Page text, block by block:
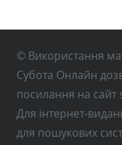
© Використання
Субота Онлайн
посилання на
Для інтернет-
для пошукових